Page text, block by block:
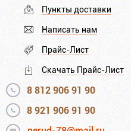
Пункты доставки
Написать нам
Прайс-Лист
Скачать Прайс-Лист
8 812 906 91 90
8 921 906 91 90